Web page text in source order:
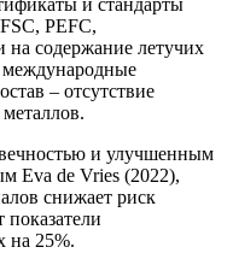
и стандарты
PEFC,
содержание летучих
международные
– отсутствие
и улучшенным
Eva de Vries (2022),
снижает риск
показатели
на 25%.